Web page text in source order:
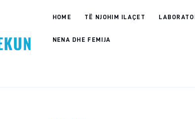
HOME TË NJOHIM ILAÇET
NENA DHE FEMIJA